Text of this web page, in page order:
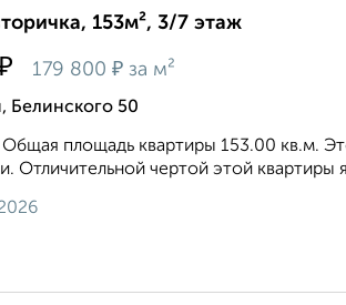
153м², 3/7 этаж
179 800 ₽ за м²
Белинского 50
площадь квартиры 153.00 кв.м.
Отличительной чертой этой